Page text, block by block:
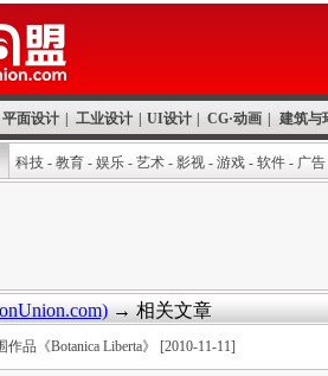
平面设计 工业设计 UI设计 CG·动画 建筑与
科技 - 教育 - 娱乐 - 艺术 - 影视 - 游戏 - 软件 - 广告
→ 相关文章
品《Botanica Liberta》 [2010-11-11]